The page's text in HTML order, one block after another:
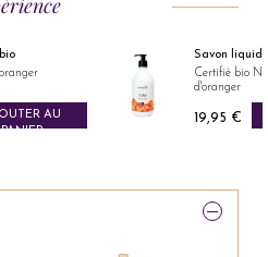
AU
PANIER
Savon
Certifié bio
d'oranger
Prix
19,95 €